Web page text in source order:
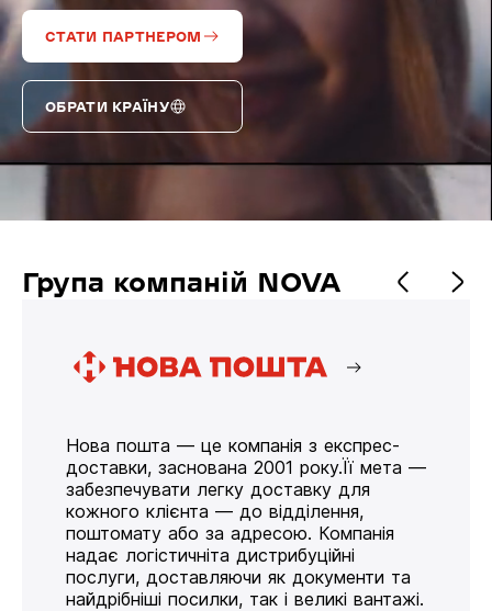
СТАТИ ПАРТНЕРОМ
ОБРАТИ КРАЇНУ
Група компаній NOVA
Нова пошта — це компанія з експрес-
доставки, заснована 2001 року.Її мета —
забезпечувати легку доставку для
кожного клієнта — до відділення,
поштомату або за адресою. Компанія
надає логістичніта дистрибуційні
послуги, доставляючи як документи та
найдрібніші посилки, так і великі вантажі.